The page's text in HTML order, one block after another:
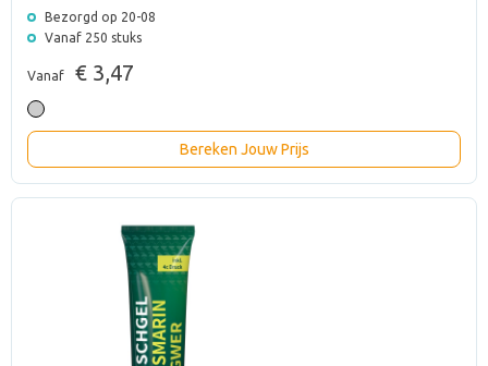
Bezorgd op 20-08
Vanaf 250 stuks
Vanaf € 3,47
Bereken Jouw Prijs